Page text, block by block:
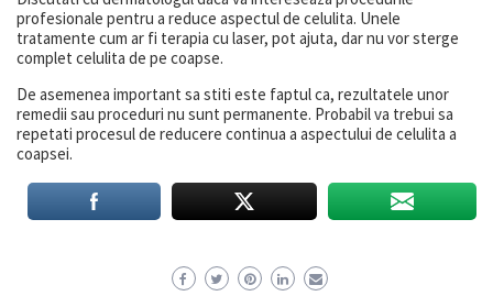
profesionale pentru a reduce aspectul de celulita. Unele
tratamente cum ar fi terapia cu laser, pot ajuta, dar nu vor sterge
complet celulita de pe coapse.
De asemenea important sa stiti este faptul ca, rezultatele unor
remedii sau proceduri nu sunt permanente. Probabil va trebui sa
repetati procesul de reducere continua a aspectului de celulita a
coapsei.